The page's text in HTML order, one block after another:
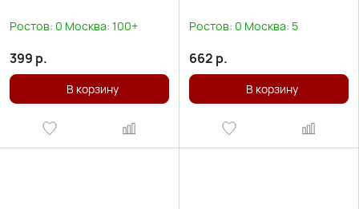
Ростов: 0 Москва: 100+
399 р.
В корзину
Ростов: 0 Москва: 5
662 р.
В корзину